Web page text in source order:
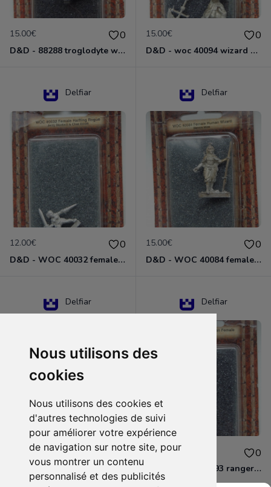
Nous utilisons des
cookies
Nous utilisons des cookies et
d'autres technologies de suivi
pour améliorer votre expérience
de navigation sur notre site, pour
vous montrer un contenu
personnalisé et des publicités
15.00€ 0
D&D - 88288 troglodyte with long Miniature - Donjons Dragons
15.00€ 0
D&D - woc 40094 wizard human male Miniature - Donjons Dragons
Delfiar
12.00€ 0
D&D - WOC 40032 female halfling rogue Miniature - Donjons Dragons
Delfiar
15.00€ 0
D&D - WOC 40084 female human wizard Miniature - Donjons Dragons
Delfiar
15.00€ 0
D&D - 88286 paladin human male Miniature - Donjons Dragons
Delfiar
12.00€ 0
D&D - WOC 40093 ranger human female Miniature - Donjons Dragons